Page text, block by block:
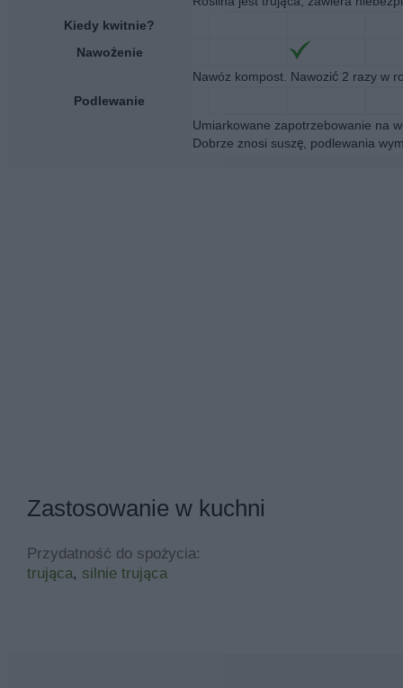
Kiedy kwitnie?
Nawożenie
Nawóz kompost. Nawozić 2 razy w
Podlewanie
Umiarkowane zapotrzebowanie na
Dobrze znosi suszę, podlewania
Zastosowanie w kuchni
Przydatność do spożycia:
trująca, silnie trująca